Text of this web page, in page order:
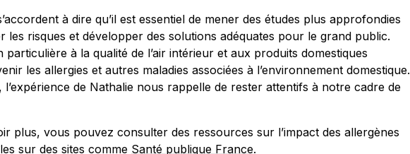
à dire qu’il est essentiel de mener des études plus approfondies
les risques et développer des solutions adéquates pour le grand public.
particulière à la qualité de l’air intérieur et aux produits domestiques
les allergies et autres maladies associées à l’environnement domestique.
l’expérience de Nathalie nous rappelle de rester attentifs à notre cadre de
plus, vous pouvez consulter des ressources sur l’impact des allergènes
sur des sites comme Santé publique France.